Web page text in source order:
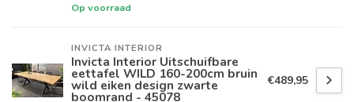
Op voorraad
INVICTA INTERIOR
Invicta Interior Uitschuifbare
eettafel WILD 160-200cm bruin
wild eiken design zwarte
boomrand - 45078
€489,95